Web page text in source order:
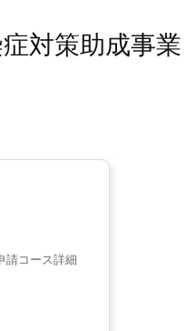
対策助成事業
請コース詳細